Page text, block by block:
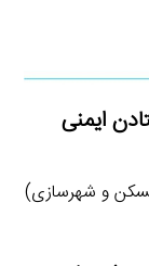
ایمنی
و شهرسازی)